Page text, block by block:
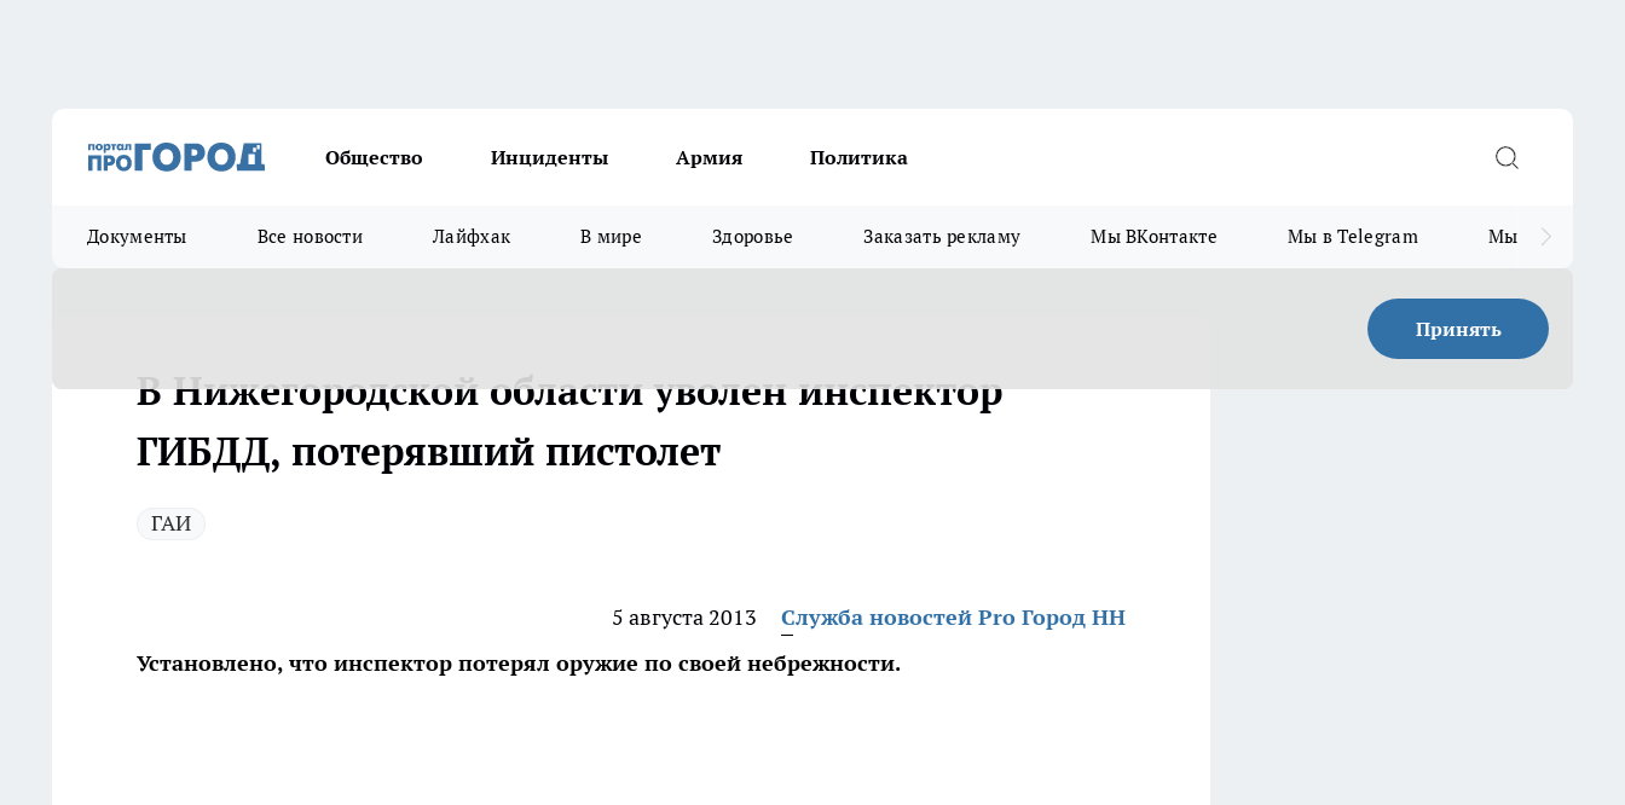
Общество Инциденты Армия Политика
Документы Все новости Лайфхак В мире Здоровье Заказать рекламу Мы ВКонтакте Мы в Telegram Мы в MAX
Принять
В Нижегородской области уволен инспектор
ГИБДД, потерявший пистолет
ГАИ
5 августа 2013
Служба новостей Pro Город НН
Установлено, что инспектор потерял оружие по своей небрежности.